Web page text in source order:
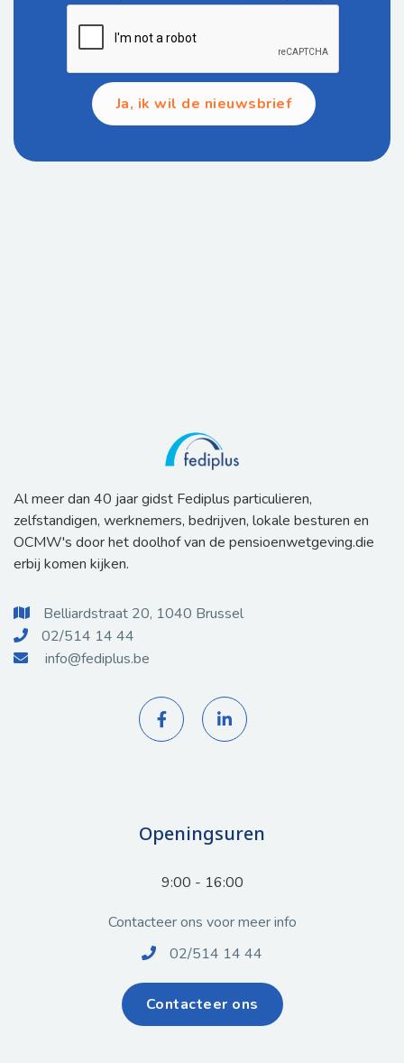
Al meer dan 40 jaar gidst Fediplus particulieren,
zelfstandigen, werknemers, bedrijven, lokale besturen en
OCMW's door het doolhof van de pensioenwetgeving.die
erbij komen kijken.
 Belliardstraat 20, 1040 Brussel
 02/514 14 44
 info@fediplus.be
 
Openingsuren
9:00 - 16:00
Contacteer ons voor meer info
 02/514 14 44
Contacteer ons